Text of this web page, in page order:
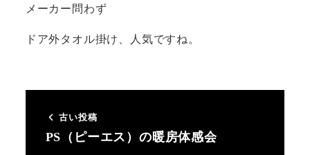
メーカー問わず
ドア外タオル掛け、人気ですね。
古い投稿
PS（ピーエス）の暖房体感会